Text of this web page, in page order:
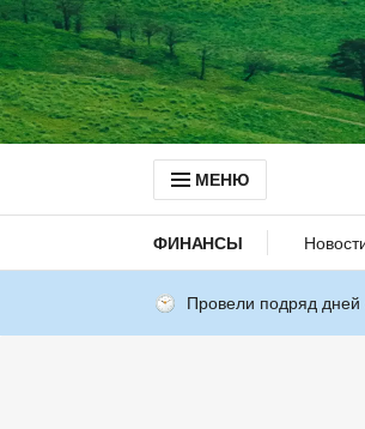
МЕНЮ
ФИНАНСЫ
Провели подряд дней